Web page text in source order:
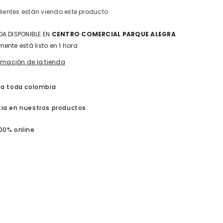
están viendo este producto
DISPONIBLE EN CENTRO COMERCIAL PARQUE ALEGRA
está listo en 1 hora
de la tienda
a toda colombia
en nuestros productos
online